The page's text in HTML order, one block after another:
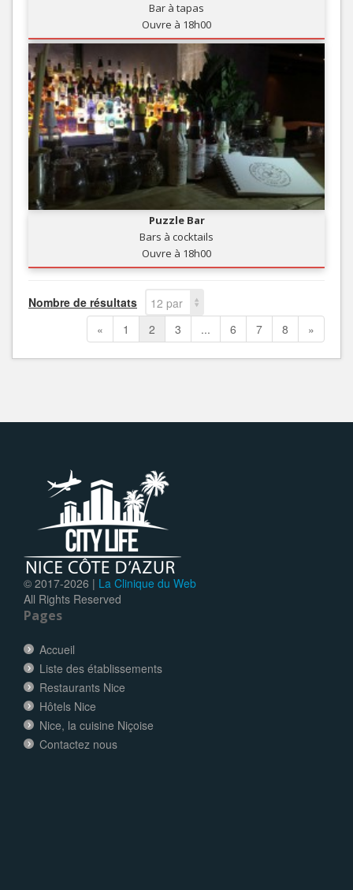
Bar à tapas
Ouvre à 18h00
Puzzle Bar
Bars à cocktails
Ouvre à 18h00
Nombre de résultats
12 par
page
« 1 2 3 ... 6 7 8 »
© 2017-2026 | La Clinique du Web
All Rights Reserved
Pages
Accueil
Liste des établissements
Restaurants Nice
Hôtels Nice
Nice, la cuisine Niçoise
Contactez nous